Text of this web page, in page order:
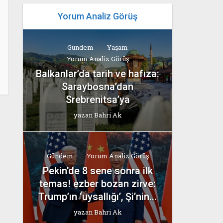
Yorum Analiz Görüş
Gündem
Yaşam
Yorum Analiz Görüş
Balkanlar’da tarih ve hafıza:
Saraybosna’dan
Srebrenitsa’ya
yazanBahri Ak
Gündem Yorum Analiz Görüş
Pekin’de 8 sene sonra ilk
temas! ezber bozan zirve:
Trump’ın ‘uysallığı’, Şi’nin...
yazanBahri Ak